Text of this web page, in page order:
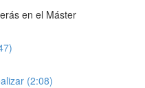
en el Máster
(2:08)